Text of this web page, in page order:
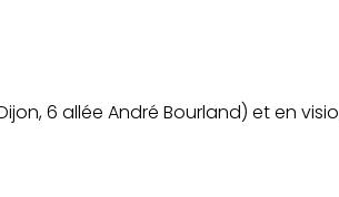
6 allée André Bourland) et en